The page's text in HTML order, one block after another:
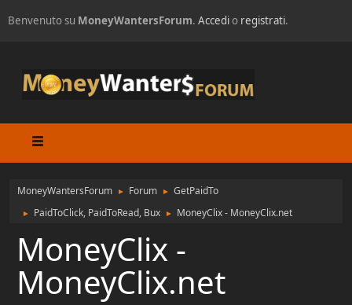
Benvenuto su MoneyWantersForum. Accedio registrati.
MoneyWantersForum ► Forum ► GetPaidTo
► PaidToClick, PaidToRead, Bux ► MoneyClix - MoneyClix.net
MoneyClix -
MoneyClix.net